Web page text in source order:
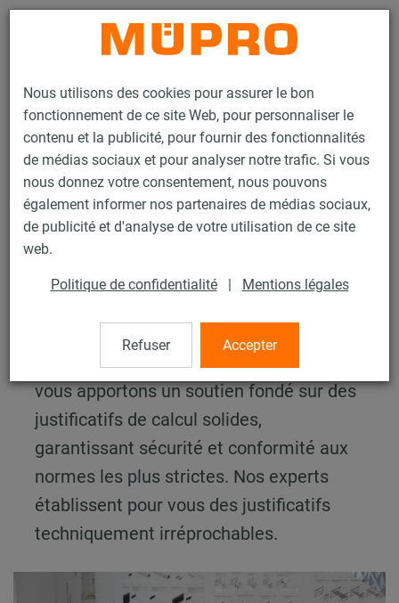
Nous utilisons des cookies pour assurer le bon
fonctionnement de ce site Web, pour personnaliser le
contenu et la publicité, pour fournir des fonctionnalités
de médias sociaux et pour analyser notre trafic. Si vous
nous donnez votre consentement, nous pouvons
également informer nos partenaires de médias sociaux,
de publicité et d'analyse de votre utilisation de ce site
web.
Politique de confidentialité | Mentions légales
Refuser Accepter
Contact
Services Service ingénierie Justificatifs de calcul
Votre projet est entre de
bonnes mains chez nous
Dans le domaine de l'ingénierie, nous
vous apportons un soutien fondé sur des
justificatifs de calcul solides,
garantissant sécurité et conformité aux
normes les plus strictes. Nos experts
établissent pour vous des justificatifs
techniquement irréprochables.